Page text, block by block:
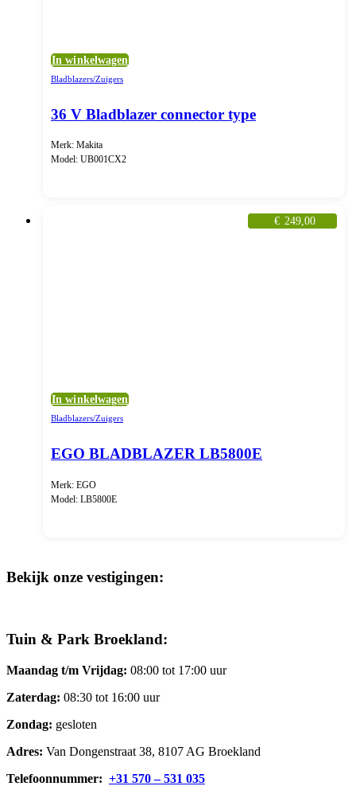
In winkelwagen
Bladblazers/Zuigers
36 V Bladblazer connector type
Merk: Makita
Model: UB001CX2
€ 249,00
In winkelwagen
Bladblazers/Zuigers
EGO BLADBLAZER LB5800E
Merk: EGO
Model: LB5800E
Bekijk onze vestigingen:
Tuin & Park Broekland:
Maandag t/m Vrijdag: 08:00 tot 17:00 uur
Zaterdag: 08:30 tot 16:00 uur
Zondag: gesloten
Adres: Van Dongenstraat 38, 8107 AG Broekland
Telefoonnummer: +31 570 – 531 035